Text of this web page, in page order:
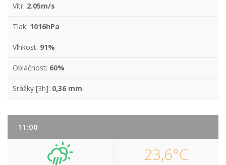
Vítr: 2.05m/s
Tlak: 1016hPa
Vlhkost: 91%
Oblačnost: 60%
Srážky [3h]: 0,36 mm
11:00
23,6°C